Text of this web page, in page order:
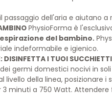
passaggio dell'aria e aiutano a
PhysioForma è
del bambino.
indeformabile e igienico.
DISINFETTA I TUOI
germi domestici nocivi in
livello della linea,
3 minuti a 750 Watt.